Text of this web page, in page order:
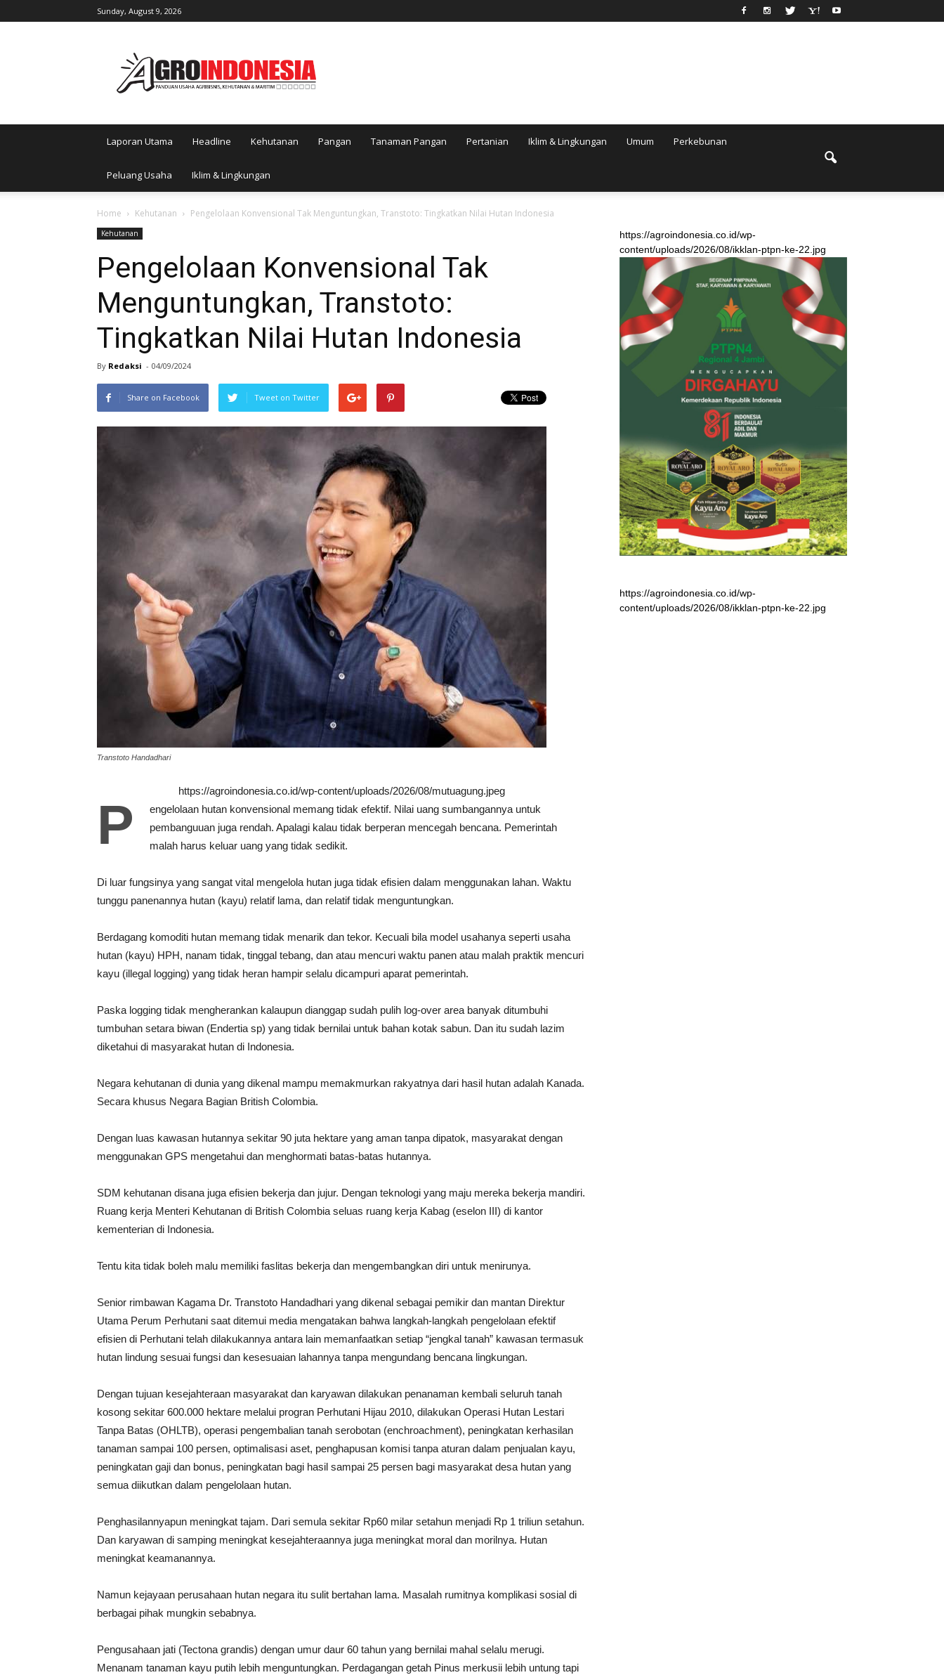
Sunday, August 9, 2026
Laporan Utama Headline Kehutanan Pangan Tanaman Pangan Pertanian Iklim & Lingkungan Umum Perkebunan
Peluang Usaha Iklim & Lingkungan
Home Kehutanan Pengelolaan Konvensional Tak Menguntungkan, Transtoto: Tingkatkan Nilai Hutan Indonesia
Kehutanan
Pengelolaan Konvensional Tak
Menguntungkan, Transtoto:
Tingkatkan Nilai Hutan Indonesia
By Redaksi - 04/09/2024
Share on Facebook Tweet on Twitter
Transtoto Handadhari
https://agroindonesia.co.id/wp-content/uploads/2026/08/mutuagung.jpeg
P
engelolaan hutan konvensional memang tidak efektif. Nilai uang sumbangannya untuk
pembanguuan juga rendah. Apalagi kalau tidak berperan mencegah bencana. Pemerintah
malah harus keluar uang yang tidak sedikit.
Di luar fungsinya yang sangat vital mengelola hutan juga tidak efisien dalam menggunakan lahan. Waktu
tunggu panenannya hutan (kayu) relatif lama, dan relatif tidak menguntungkan.
Berdagang komoditi hutan memang tidak menarik dan tekor. Kecuali bila model usahanya seperti usaha
hutan (kayu) HPH, nanam tidak, tinggal tebang, dan atau mencuri waktu panen atau malah praktik mencuri
kayu (illegal logging) yang tidak heran hampir selalu dicampuri aparat pemerintah.
Paska logging tidak mengherankan kalaupun dianggap sudah pulih log-over area banyak ditumbuhi
tumbuhan setara biwan (Endertia sp) yang tidak bernilai untuk bahan kotak sabun. Dan itu sudah lazim
diketahui di masyarakat hutan di Indonesia.
Negara kehutanan di dunia yang dikenal mampu memakmurkan rakyatnya dari hasil hutan adalah Kanada.
Secara khusus Negara Bagian British Colombia.
Dengan luas kawasan hutannya sekitar 90 juta hektare yang aman tanpa dipatok, masyarakat dengan
menggunakan GPS mengetahui dan menghormati batas-batas hutannya.
SDM kehutanan disana juga efisien bekerja dan jujur. Dengan teknologi yang maju mereka bekerja mandiri.
Ruang kerja Menteri Kehutanan di British Colombia seluas ruang kerja Kabag (eselon III) di kantor
kementerian di Indonesia.
Tentu kita tidak boleh malu memiliki faslitas bekerja dan mengembangkan diri untuk menirunya.
Senior rimbawan Kagama Dr. Transtoto Handadhari yang dikenal sebagai pemikir dan mantan Direktur
Utama Perum Perhutani saat ditemui media mengatakan bahwa langkah-langkah pengelolaan efektif
efisien di Perhutani telah dilakukannya antara lain memanfaatkan setiap “jengkal tanah” kawasan termasuk
hutan lindung sesuai fungsi dan kesesuaian lahannya tanpa mengundang bencana lingkungan.
Dengan tujuan kesejahteraan masyarakat dan karyawan dilakukan penanaman kembali seluruh tanah
kosong sekitar 600.000 hektare melalui progran Perhutani Hijau 2010, dilakukan Operasi Hutan Lestari
Tanpa Batas (OHLTB), operasi pengembalian tanah serobotan (enchroachment), peningkatan kerhasilan
tanaman sampai 100 persen, optimalisasi aset, penghapusan komisi tanpa aturan dalam penjualan kayu,
peningkatan gaji dan bonus, peningkatan bagi hasil sampai 25 persen bagi masyarakat desa hutan yang
semua diikutkan dalam pengelolaan hutan.
Penghasilannyapun meningkat tajam. Dari semula sekitar Rp60 milar setahun menjadi Rp 1 triliun setahun.
Dan karyawan di samping meningkat kesejahteraannya juga meningkat moral dan morilnya. Hutan
meningkat keamanannya.
Namun kejayaan perusahaan hutan negara itu sulit bertahan lama. Masalah rumitnya komplikasi sosial di
berbagai pihak mungkin sebabnya.
Pengusahaan jati (Tectona grandis) dengan umur daur 60 tahun yang bernilai mahal selalu merugi.
Menanam tanaman kayu putih lebih menguntungkan. Perdagangan getah Pinus merkusii lebih untung tapi
https://agroindonesia.co.id/wp-
content/uploads/2026/08/ikklan-ptpn-ke-22.jpg
https://agroindonesia.co.id/wp-
content/uploads/2026/08/ikklan-ptpn-ke-22.jpg